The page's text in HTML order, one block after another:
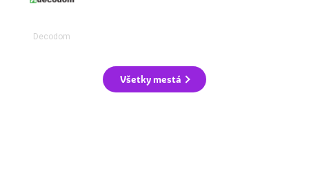
Decodom
Všetky mestá